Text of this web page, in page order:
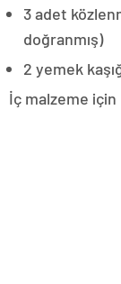
3 adet
doğranmış)
2 yemek
İç malzeme için